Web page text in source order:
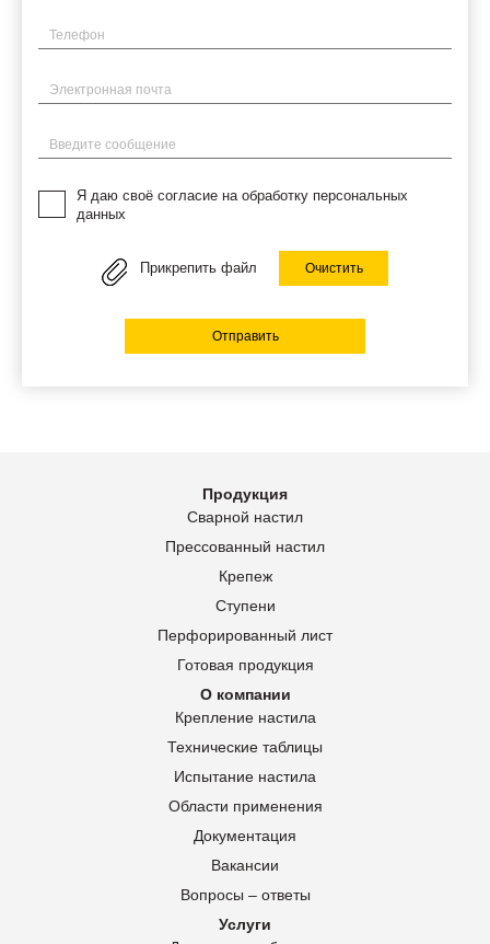
Телефон
Электронная почта
Введите сообщение
Я даю своё согласие на обработку персональных
данных
Прикрепить файл Очистить
Отправить
Продукция
Сварной настил
Прессованный настил
Крепеж
Ступени
Перфорированный лист
Готовая продукция
О компании
Крепление настила
Технические таблицы
Испытание настила
Области применения
Документация
Вакансии
Вопросы – ответы
Услуги